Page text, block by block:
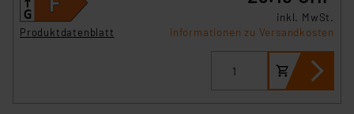
Produktdatenblatt
inkl. MwSt.
Informationen zu Versandkosten